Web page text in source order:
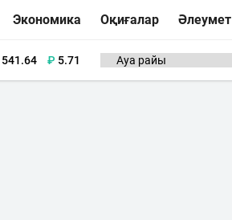
Экономика Оқиғалар Әлеумет
₽ 5.71